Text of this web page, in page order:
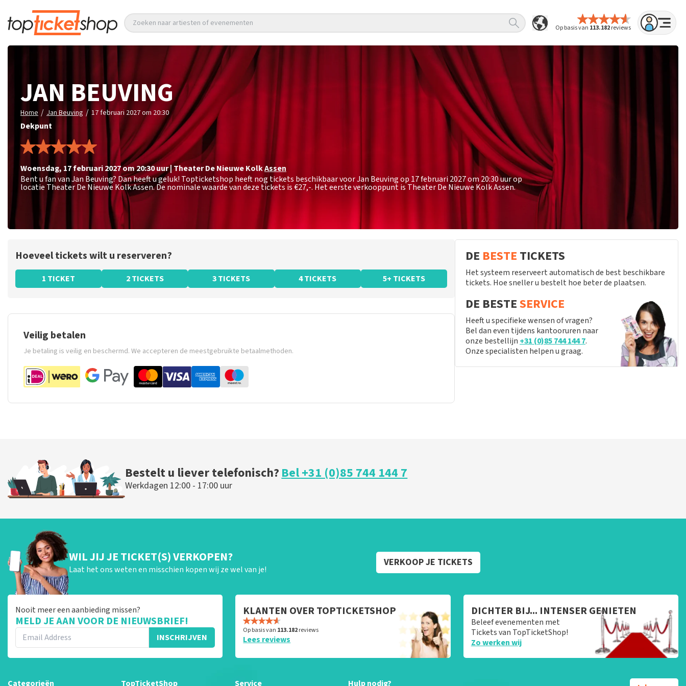
Op basis van 113.182reviews
Zoeken naar artiesten of evenementen
JAN BEUVING
Home / Jan Beuving / 17 februari 2027 om 20:30
Dekpunt
woensdag, 17 februari 2027 om 20:30uur|Theater De Nieuwe KolkAssen
Bent u fan van Jan Beuving? Dan heeft u geluk! Topticketshop heeft nog tickets beschikbaar voor Jan Beuving op 17 februari 2027 om 20:30 uur op
locatie Theater De Nieuwe Kolk Assen. De nominale waarde van deze tickets is€27,-. Het eerste verkooppunt is Theater De Nieuwe Kolk Assen.
Hoeveel tickets wilt u reserveren?
1 TICKET 2 TICKETS 3 TICKETS 4 TICKETS 5+ TICKETS
Veilig betalen
Je betaling is veilig en beschermd. We accepteren de meestgebruikte betaalmethoden.
DE BESTE TICKETS
Het systeem reserveert automatisch de best beschikbare
tickets. Hoe sneller u bestelt hoe beter de plaatsen.
DE BESTESERVICE
Heeft u specifieke wensen of vragen?
Bel dan even tijdens kantooruren naar
onze bestellijn +31 (0)85 744 144 7.
Onze specialisten helpen u graag.
Bestelt u liever telefonisch?Bel +31 (0)85 744 144 7
Werkdagen 12:00 - 17:00 uur
WIL JIJ JE TICKET(S) VERKOPEN?
Laat het ons weten en misschien kopen wij ze wel van je!
VERKOOP JE TICKETS
Nooit meer een aanbieding missen?
MELD JE AAN VOOR DE NIEUWSBRIEF!
INSCHRIJVEN
KLANTEN OVER TOPTICKETSHOP
Op basis van 113.182reviews
Lees reviews
DICHTER BIJ... INTENSER GENIETEN
Beleef evenementen met
Tickets van TopTicketShop!
Zo werken wij
Categorieën TopTicketShop Service Hulp nodig?